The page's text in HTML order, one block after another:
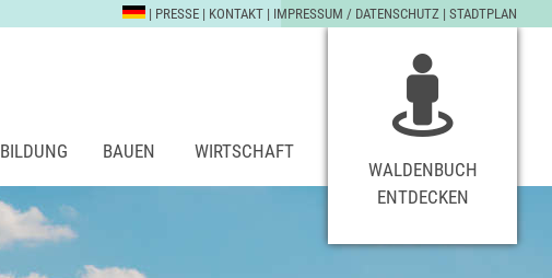
| PRESSE | KONTAKT | IMPRESSUM / DATENSCHUTZ | STADTPLAN
BILDUNG BAUEN
WIRTSCHAFT
WALDENBUCH
ENTDECKEN